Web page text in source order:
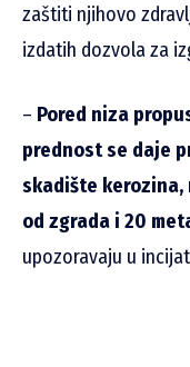
zaštiti njihovo
izdatih dozvola za
– Pored niza
prednost se daje
skadište kerozina,
od zgrada i 20
upozoravaju u